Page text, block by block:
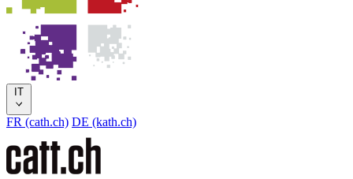
IT
FR (cath.ch) DE (kath.ch)